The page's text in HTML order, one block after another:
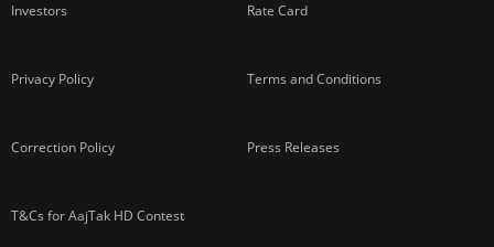
Investors Rate Card
Privacy Policy Terms and Conditions
Correction Policy Press Releases
T&Cs for AajTak HD Contest